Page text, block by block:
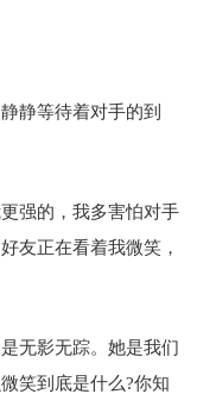
静等待着对手的到
强的，我多害怕对手
友正在看着我微笑，
无影无踪。她是我们
笑到底是什么?你知